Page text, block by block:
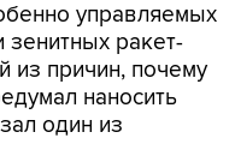
управляемых
зенитных ракет-
из причин, почему
наносить
один из